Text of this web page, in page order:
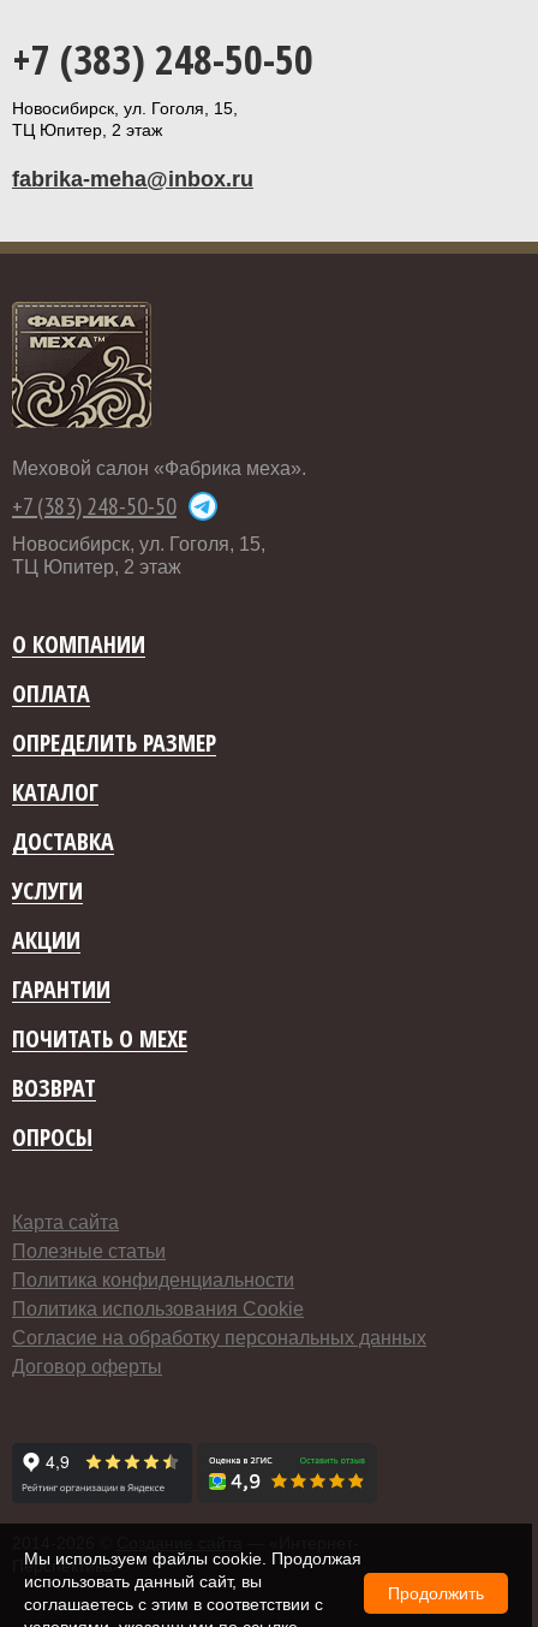
+7 (383) 248-50-50
Новосибирск, ул. Гоголя, 15,
ТЦ Юпитер, 2 этаж
fabrika-meha@inbox.ru
Меховой салон «Фабрика меха».
+7 (383) 248-50-50
Новосибирск, ул. Гоголя, 15,
ТЦ Юпитер, 2 этаж
О КОМПАНИИ
ОПЛАТА
ОПРЕДЕЛИТЬ РАЗМЕР
КАТАЛОГ
ДОСТАВКА
УСЛУГИ
АКЦИИ
ГАРАНТИИ
ПОЧИТАТЬ О МЕХЕ
ВОЗВРАТ
ОПРОСЫ
Карта сайта
Полезные статьи
Политика конфиденциальности
Политика использования Cookie
Согласие на обработку персональных данных
Договор оферты
Перспектива»
Мы используем файлы cookie. Продолжая
использовать данный сайт, вы
соглашаетесь с этим в соответствии с
Продолжить